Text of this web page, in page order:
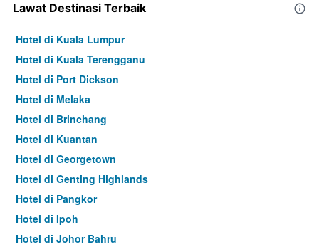
Lawat Destinasi Terbaik
Hotel di Kuala Lumpur
Hotel di Kuala Terengganu
Hotel di Port Dickson
Hotel di Melaka
Hotel di Brinchang
Hotel di Kuantan
Hotel di Georgetown
Hotel di Genting Highlands
Hotel di Pangkor
Hotel di Ipoh
Hotel di Johor Bahru